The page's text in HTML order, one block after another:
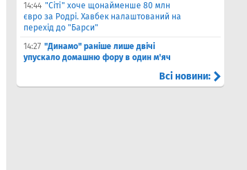
14:44 "Сіті" хоче щонайменше 80 млн
євро за Родрі. Хавбек налаштований на
перехід до "Барси"
14:27 "Динамо" раніше лише двічі
упускало домашню фору в один м'яч
Всі новини: